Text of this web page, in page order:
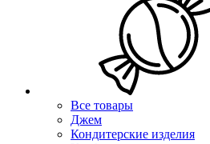
Все товары
Джем
Кондитерские изделия